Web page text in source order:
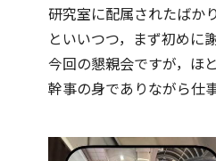
研究室に配属されたばか
といいつつ，まず初めに
今回の懇親会ですが，ほ
幹事の身でありながら仕